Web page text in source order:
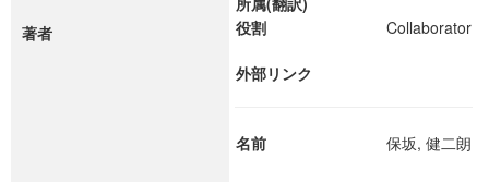
著者
役割
Collaborator
外部リンク
名前 保坂, 健二朗